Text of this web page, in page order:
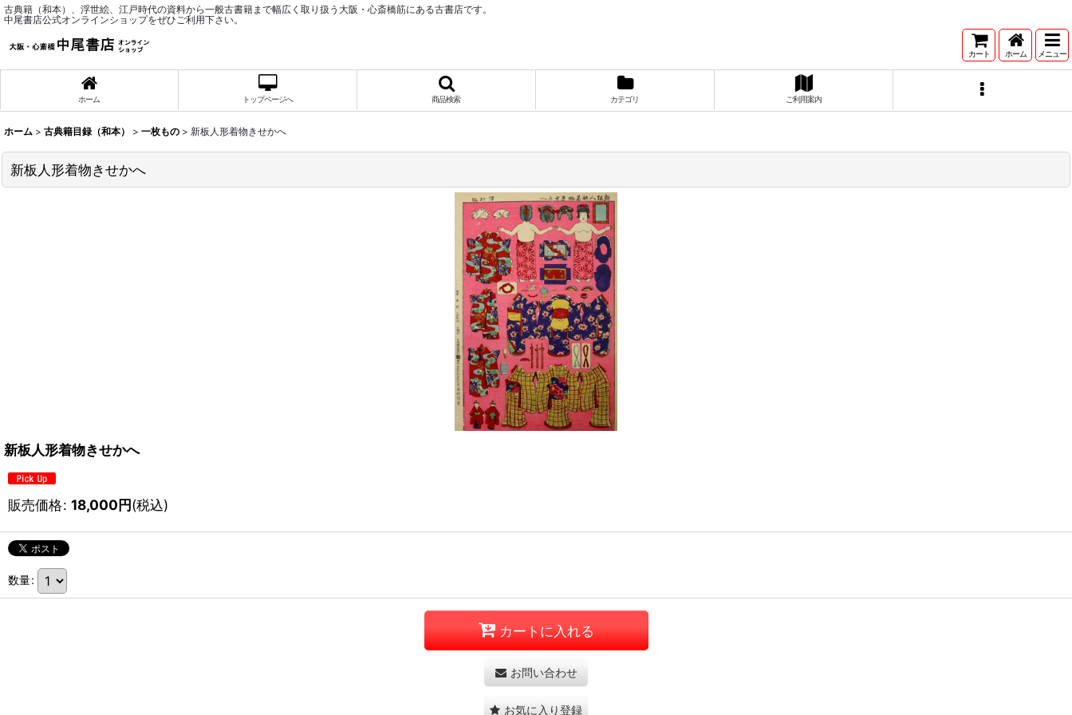
古典籍（和本）、浮世絵、江戸時代の資料から一般古書籍まで幅広く取り扱う大阪・心斎橋筋にある古書店です。
中尾書店公式オンラインショップをぜひご利用下さい。
カート ホーム メニュー
ホーム トップページへ 商品検索 カテゴリ ご利用案内
ホーム > 古典籍目録（和本） > 一枚もの > 新板人形着物きせかへ
新板人形着物きせかへ
新板人形着物きせかへ
販売価格: 18,000円(税込)
数量:
カートに入れる
お問い合わせ
お気に入り登録